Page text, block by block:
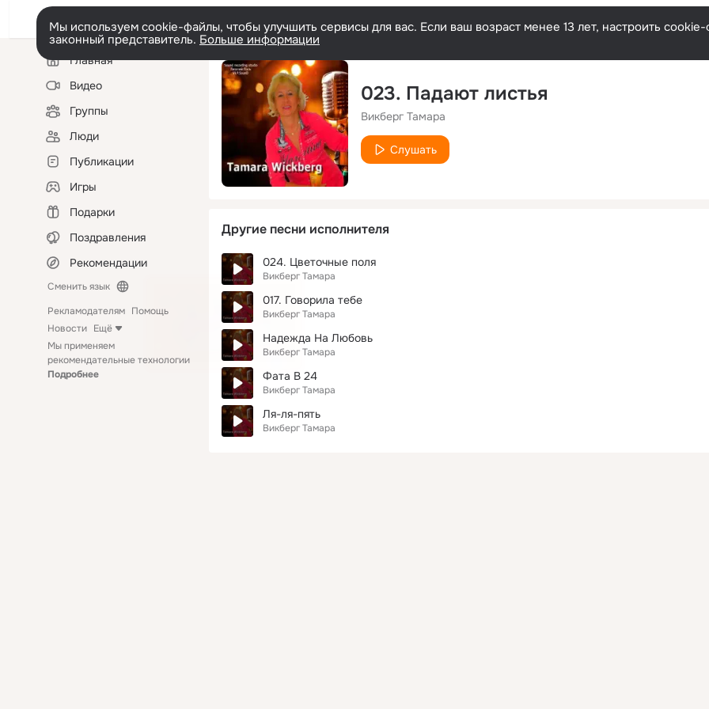
Мы используем cookie-файлы, чтобы улучшить сервисы для вас. Если ваш возраст менее 13 лет, настроить
законный представитель. Больше информации
Левая
колонкаГлавная
Видео
Группы
Люди
Публикации
Игры
Подарки
Поздравления
Рекомендации
Сменить язык
Рекламодателям Помощь
Новости Ещё
Мы применяем
рекомендательные технологии
Подробнее
023. Падают листья
Викберг Тамара
Слушать
Другие песни исполнителя
024. Цветочные поля
Викберг Тамара
017. Говорила тебе
Викберг Тамара
Надежда На Любовь
Викберг Тамара
Фата В 24
Викберг Тамара
Ля-ля-пять
Викберг Тамара